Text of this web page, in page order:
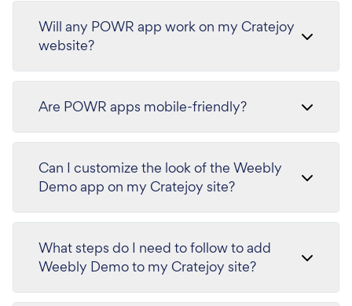
Will any POWR app work on my Cratejoy
website?
Are POWR apps mobile-friendly?
Can I customize the look of the Weebly
Demo app on my Cratejoy site?
What steps do I need to follow to add
Weebly Demo to my Cratejoy site?